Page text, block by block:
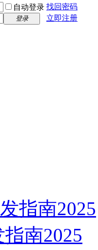
自动登录 找回密码
登录 立即注册
指南2025
南2025